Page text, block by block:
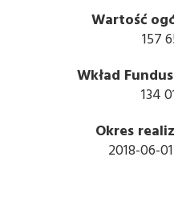
Wartość
157
Wkład
134
Okres
2018-06-